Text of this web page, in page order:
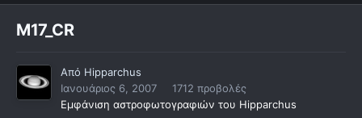
M17_CR
Από Hipparchus
Ιανουάριος 6, 2007
1712 προβολές
Εμφάνιση αστροφωτογραφιών του Hipparchus